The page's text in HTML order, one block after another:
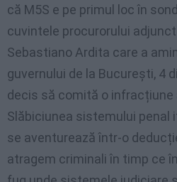
că M5S e pe primul loc în
cuvintele procurorului
Sebastiano Ardita care a
guvernului de la București, 4
decis să comită o infracțiune
Slăbiciunea sistemului penal
se aventurează într-o
atragem criminali în timp ce